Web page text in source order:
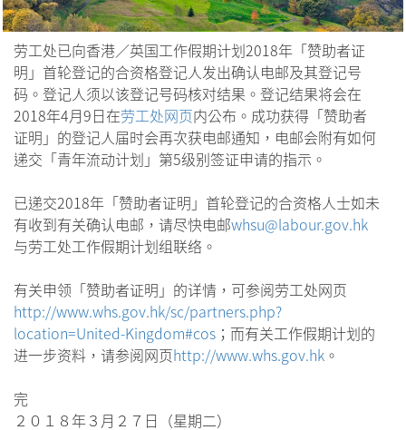
劳工处已向香港／英国工作假期计划2018年「赞助者证
明」首轮登记的合资格登记人发出确认电邮及其登记号
码。登记人须以该登记号码核对结果。登记结果将会在
2018年4月9日在劳工处网页内公布。成功获得「赞助者
证明」的登记人届时会再次获电邮通知，电邮会附有如何
递交「青年流动计划」第5级别签证申请的指示。
已递交2018年「赞助者证明」首轮登记的合资格人士如未
有收到有关确认电邮，请尽快电邮whsu@labour.gov.hk
与劳工处工作假期计划组联络。
有关申领「赞助者证明」的详情，可参阅劳工处网页
http://www.whs.gov.hk/sc/partners.php?
location=United-Kingdom#cos ；而有关工作假期计划的
进一步资料，请参阅网页http://www.whs.gov.hk 。
完
２０１８年３月２７日（星期二）